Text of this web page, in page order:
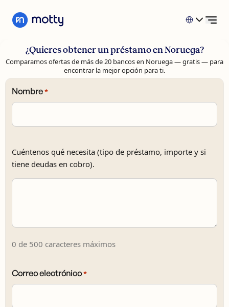
Préstamo personal
Refinanciación
Tarjeta de crédito
Hipoteca
Atención al cliente
Préstamo personal
Solicita un préstamo al consumo
Refinanciación
Solicita refinanciación
Solicita una tarjeta de crédito
Hipoteca
Solicita una hipoteca
¿Quieres obtener un préstamo en Noruega?
Comparamos ofertas de más de 20 bancos en Noruega — gratis — para
encontrar la mejor opción para ti.
Nombre *
Cuéntenos qué necesita (tipo de préstamo, importe y si
tiene deudas en cobro).
0 de 500 caracteres máximos
Correo electrónico *